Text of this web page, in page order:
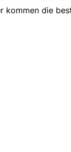
kommen die